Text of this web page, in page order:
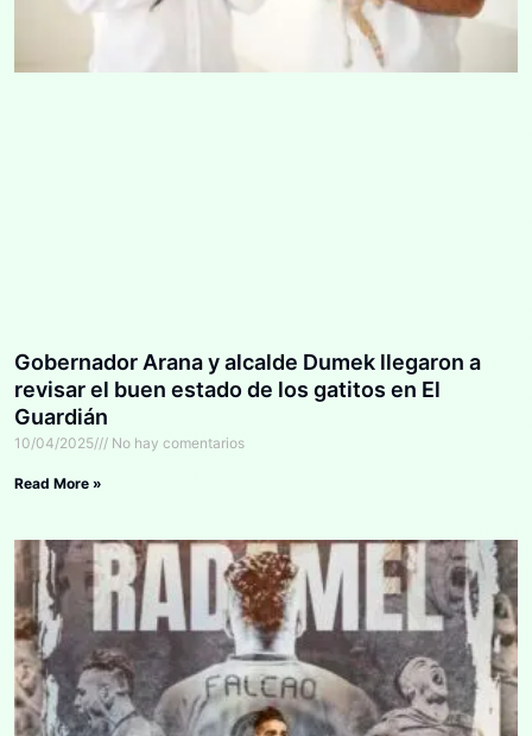
Gobernador Arana y alcalde Dumek llegaron a
revisar el buen estado de los gatitos en El
Guardián
10/04/2025 No hay comentarios
Read More »